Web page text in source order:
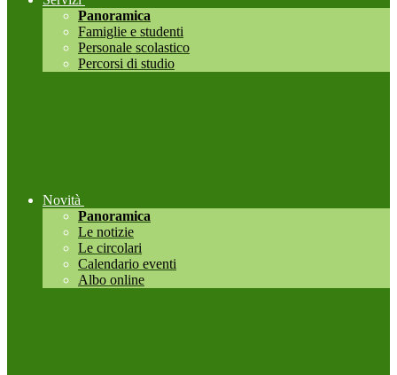
Panoramica
Famiglie e studenti
Personale scolastico
Percorsi di studio
Novità
Panoramica
Le notizie
Le circolari
Calendario eventi
Albo online